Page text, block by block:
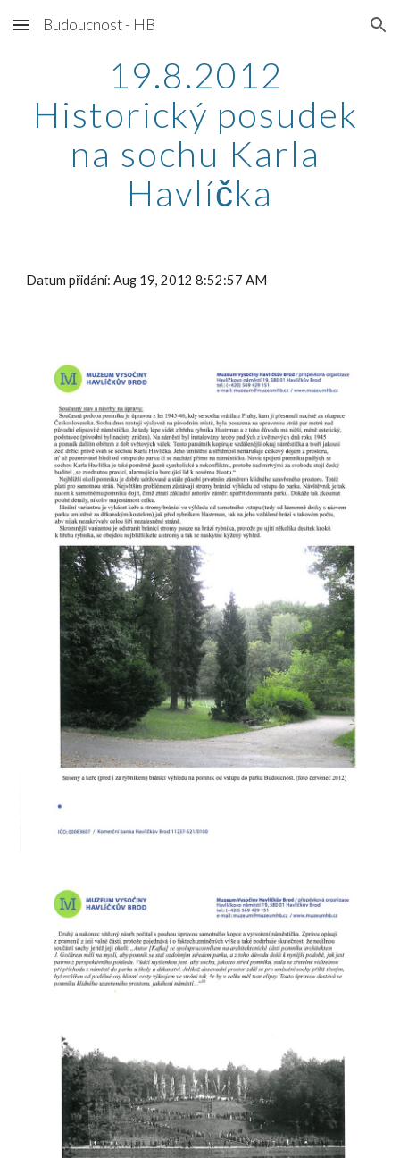
Skip to main content Skip to navigation
Budoucnost - HB
19.8.2012
Historický posudek
na sochu Karla
Havlíčka
Datum přidání: Aug 19, 2012 8:52:57 AM